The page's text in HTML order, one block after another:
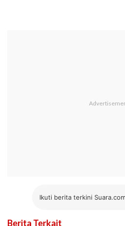
Ikuti berita terkini
Berita Terkait